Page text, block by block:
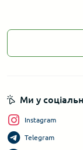
Ми у
Instagram
Telegram